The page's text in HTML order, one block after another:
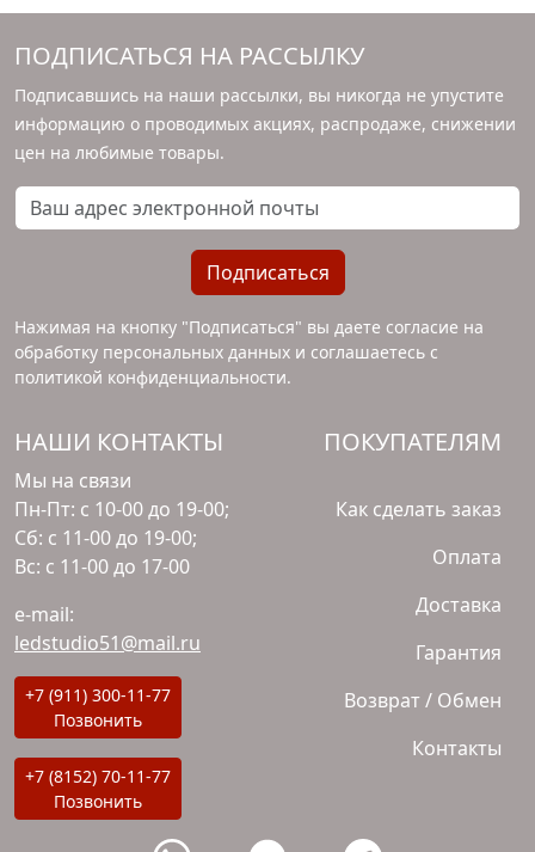
ПОДПИСАТЬСЯ НА РАССЫЛКУ
Подписавшись на наши рассылки, вы никогда не упустите
информацию о проводимых акциях, распродаже, снижении
цен на любимые товары.
Ваш адрес электронной почты
Подписаться
Нажимая на кнопку "Подписаться" вы даете согласие на
обработку персональных данных и соглашаетесь с
политикой конфиденциальности.
НАШИ КОНТАКТЫ
Мы на связи
Пн-Пт: с 10-00 до 19-00;
Сб: с 11-00 до 19-00;
Вс: с 11-00 до 17-00
e-mail:
ledstudio51@mail.ru
+7 (911) 300-11-77
Позвонить
+7 (8152) 70-11-77
Позвонить
ПОКУПАТЕЛЯМ
Как сделать заказ
Оплата
Доставка
Гарантия
Возврат / Обмен
Контакты